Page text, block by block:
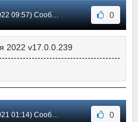
Сообщение #45 0
2022 v17.0.0.239
Сообщение #44 0